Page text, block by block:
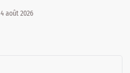
4 août 2026